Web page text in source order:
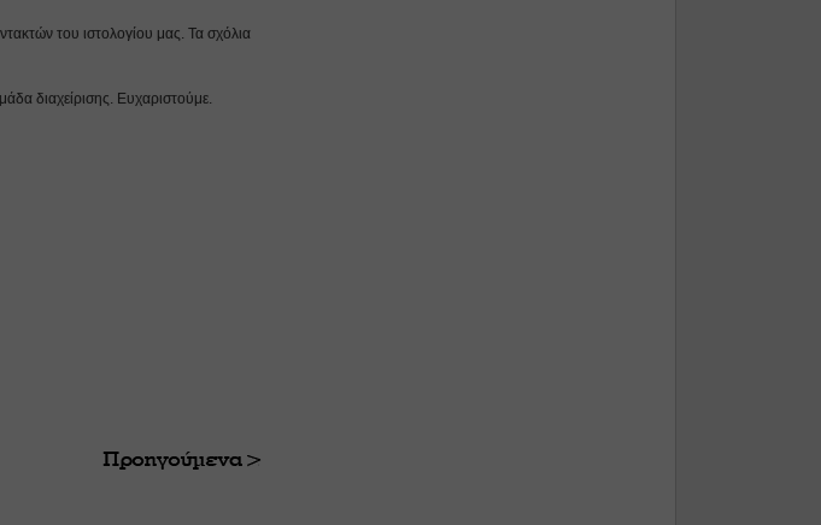
του ιστολογίου μας. Τα σχόλια
διαχείρισης. Ευχαριστούμε.